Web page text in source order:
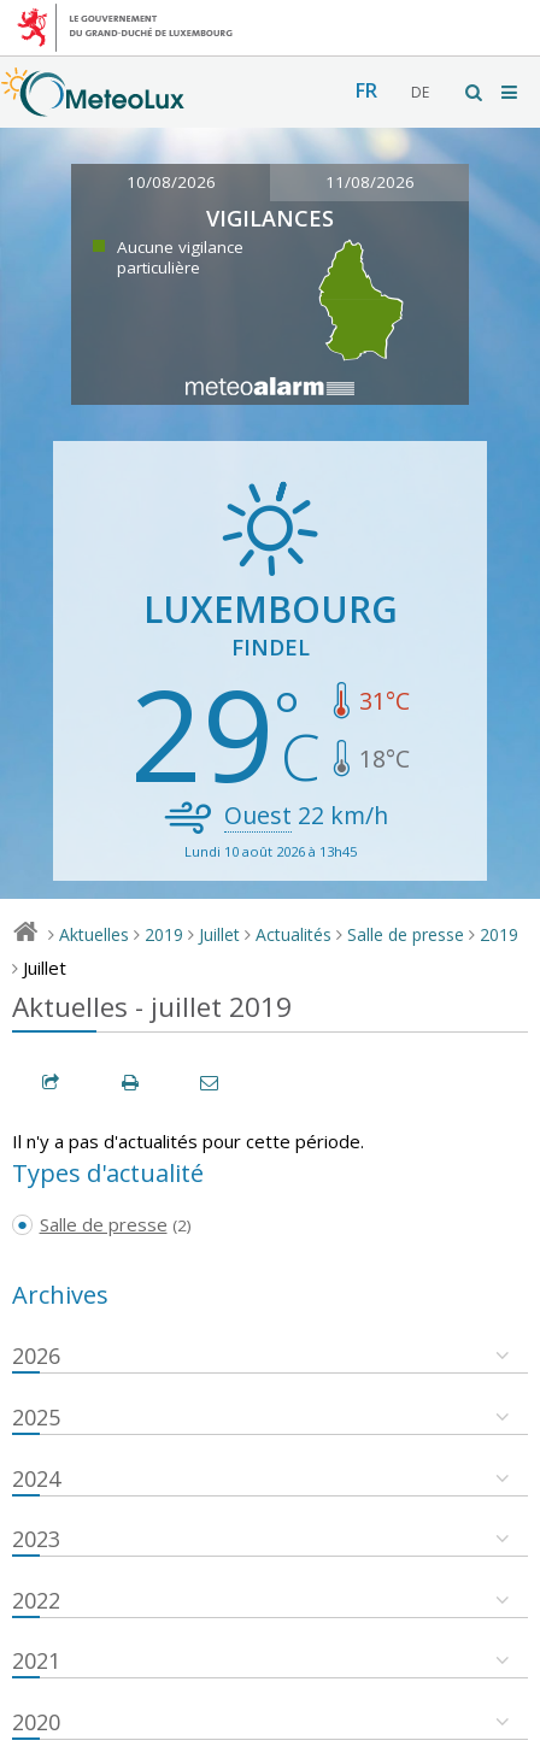
FR DE
10/08/2026 11/08/2026
VIGILANCES
Aucune vigilance
particulière
LUXEMBOURG
FINDEL
29 31°C
18°C
Ouest 22 km/h
Lundi 10 août 2026 à 13h45
> Aktuelles > 2019 > Juillet > Actualités > Salle de presse > 2019
> Juillet
Aktuelles - juillet 2019
Il n'y a pas d'actualités pour cette période.
Types d'actualité
Salle de presse (2)
Archives
2026
2025
2024
2023
2022
2021
2020